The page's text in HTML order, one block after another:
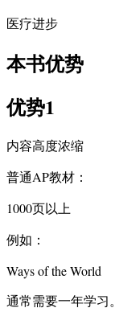
医疗进步
本书优势
优势1
内容高度浓缩
普通AP教材：
1000页以上
例如：
Ways of the World
通常需要一年学习。